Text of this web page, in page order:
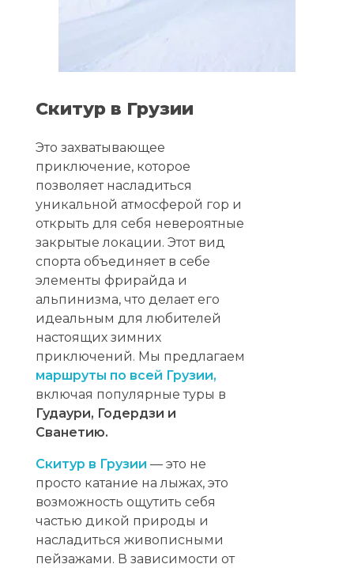
Скитур в Грузии
Это захватывающее
приключение, которое
позволяет насладиться
уникальной атмосферой гор и
открыть для себя невероятные
закрытые локации. Этот вид
спорта объединяет в себе
элементы фрирайда и
альпинизма, что делает его
идеальным для любителей
настоящих зимних
приключений. Мы предлагаем
маршруты по всей Грузии,
включая популярные туры в
Гудаури, Годердзи и
Сванетию.
Скитур в Грузии — это не
просто катание на лыжах, это
возможность ощутить себя
частью дикой природы и
насладиться живописными
пейзажами. В зависимости от